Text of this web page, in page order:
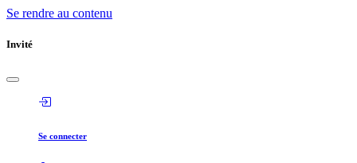
Se rendre au contenu
Invité
Se connecter